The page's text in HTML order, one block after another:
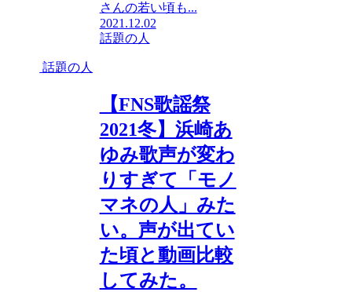
さんの若い頃も...
2021.12.02
話題の人
話題の人
【FNS歌謡祭
2021冬】浜崎あ
ゆみ歌声が変わ
りすぎて「モノ
マネの人」みた
い。声が出てい
た頃と動画比較
してみた。